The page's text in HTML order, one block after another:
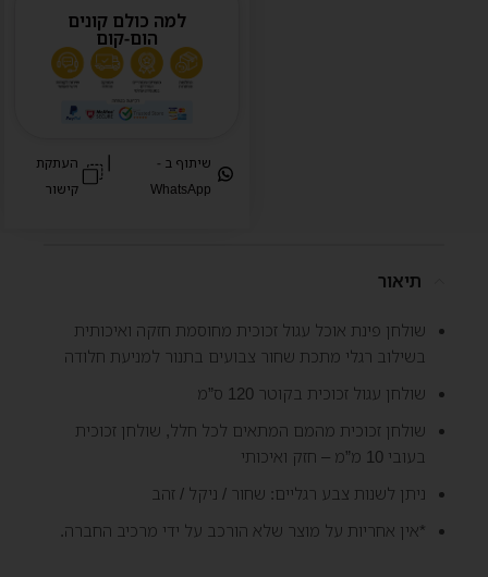
למה כולם קונים
הום-קום
שיתוף ב -
WhatsApp
|
העתקת
קישור
תיאור
שולחן פינת אוכל עגול זכוכית מחוסמת חזקה ואיכותית
בשילוב רגלי מתכת שחור צבועים בתנור למניעת חלודה
שולחן עגול זכוכית בקוטר 120 ס”מ
שולחן זכוכית מהמם המתאים לכל חלל, שולחן זכוכית
בעובי 10 מ”מ – חזק ואיכותי
ניתן לשנות צבע רגליים: שחור / ניקל / זהב
*אין אחריות על מוצר שלא הורכב על ידי מרכיב החברה.